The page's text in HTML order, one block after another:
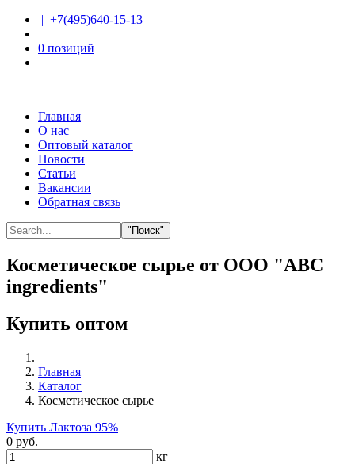
| +7(495)640-15-13
0 позиций
Главная
О нас
Оптовый каталог
Новости
Статьи
Вакансии
Обратная связь
"Поиск"
Косметическое сырье от ООО "ABC
ingredients"
Купить оптом
Главная
Каталог
Косметическое сырье
Купить Лактоза 95%
0 руб.
кг